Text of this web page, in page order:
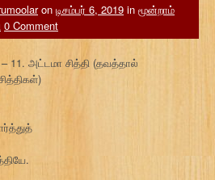
on டிசம்பர் 6, 2019 in மூன்றாம்
0 Comment
11. அட்டமா சித்தி (தவத்தால்